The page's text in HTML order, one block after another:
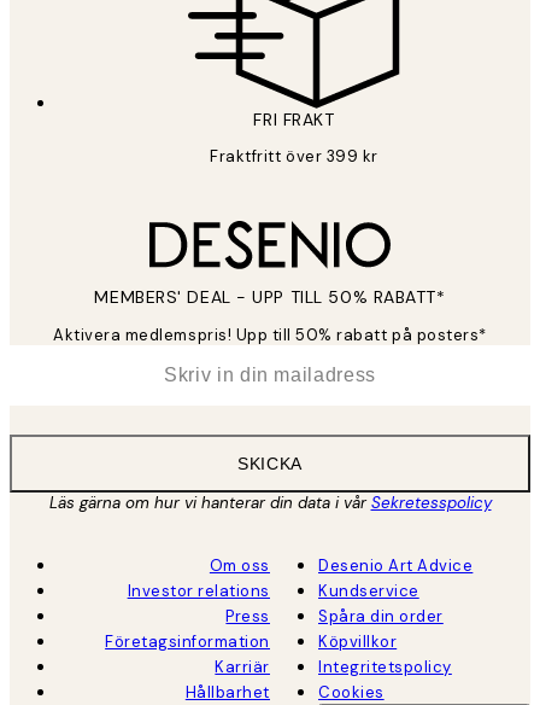
FRI FRAKT
Fraktfritt över 399 kr
MEMBERS' DEAL - UPP TILL 50% RABATT*
Aktivera medlemspris! Upp till 50% rabatt på posters*
SKICKA
Läs gärna om hur vi hanterar din data i vårSekretesspolicy
Om oss
Investor relations
Press
Företagsinformation
Karriär
Hållbarhet
Desenio Art Advice
Kundservice
Spåra din order
Köpvillkor
Integritetspolicy
Cookies